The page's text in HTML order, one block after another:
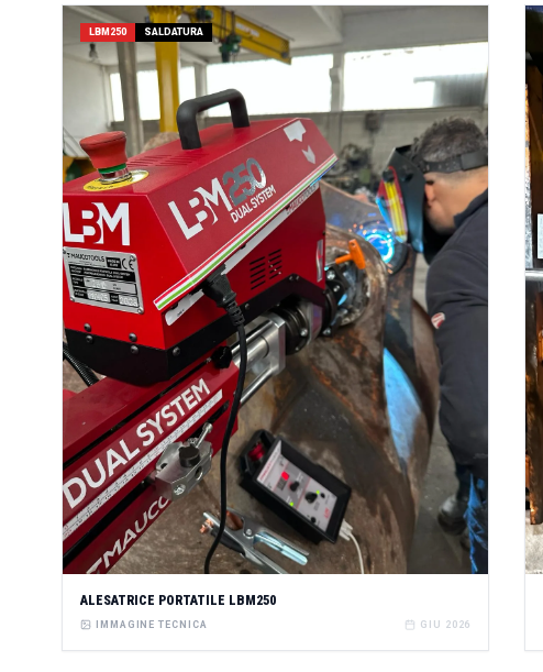
LBM250 SALDATURA
ALESATRICE PORTATILE LBM250
IMMAGINE TECNICA GIU 2026